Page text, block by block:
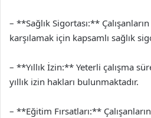
– **Sağlık Sigortası:**
karşılamak için kapsamlı sağlık
– **Yıllık İzin:** Yeterli çalışma
yıllık izin hakları bulunmaktadır.
– **Eğitim Fırsatları:**